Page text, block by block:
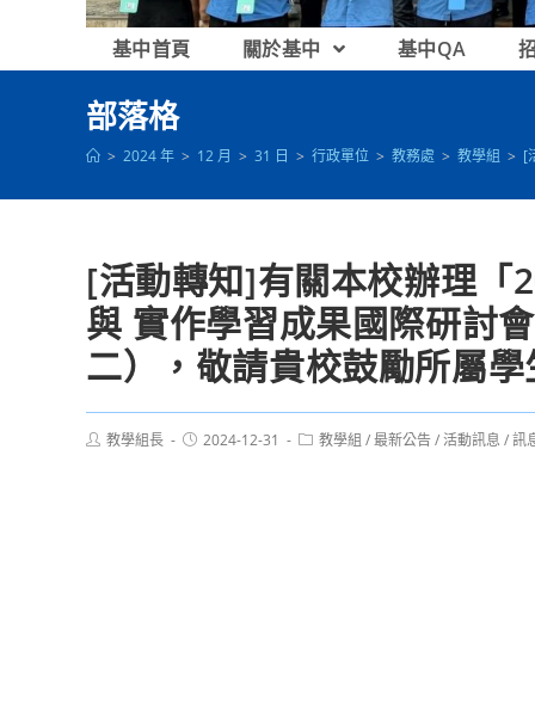
基中首頁 關於基中 基中QA
部落格
> 2024 年 > 12 月 > 31 日 > 行政單位 > 教務處 > 教學組 > [
[活動轉知]有關本校辦理「
與 實作學習成果國際研討
二），敬請貴校鼓勵所屬
Post教學組長
Post2024-12-31
Post教學組 /最新公告/活動訊息 /訊